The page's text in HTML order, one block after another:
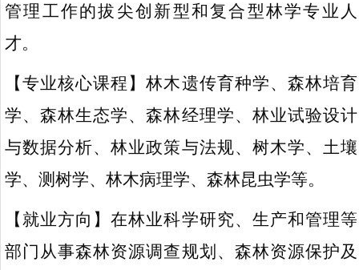
管理工作的拔尖创新型和复合型林学专业人
才。
【专业核心课程】林木遗传育种学、森林培育
学、森林生态学、森林经理学、林业试验设计
与数据分析、林业政策与法规、树木学、土壤
学、测树学、林木病理学、森林昆虫学等。
【就业方向】在林业科学研究、生产和管理等
部门从事森林资源调查规划、森林资源保护及